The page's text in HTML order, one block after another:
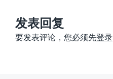
：
发表回复
要发表评论，您必须先登录